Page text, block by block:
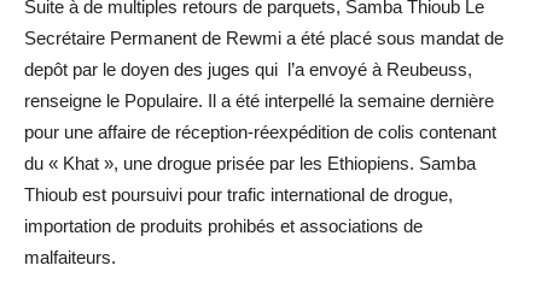
Suite à de multiples retours de parquets, Samba Thioub Le
Secrétaire Permanent de Rewmi a été placé sous mandat de
depôt par le doyen des juges qui l’a envoyé à Reubeuss,
renseigne le Populaire. Il a été interpellé la semaine dernière
pour une affaire de réception-réexpédition de colis contenant
du « Khat », une drogue prisée par les Ethiopiens. Samba
Thioub est poursuivi pour trafic international de drogue,
importation de produits prohibés et associations de
malfaiteurs.